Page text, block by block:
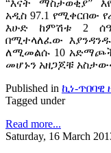
“እናት ማስታወቂያ”
አዲስ 97.1 የሚቀርበው
እሁድ ከምሽቱ 2
በሚተላለፈው
ለሚመልሱ 10
መሆኑን አዘጋጆቹ
Published in ኪነ-ጥበባዊ
Tagged under
Read more...
Saturday, 16 March